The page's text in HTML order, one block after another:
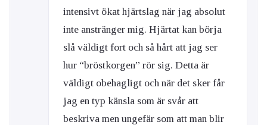
intensivt ökat hjärtslag när jag absolut
inte anstränger mig. Hjärtat kan börja
slå väldigt fort och så hårt att jag ser
hur “bröstkorgen” rör sig. Detta är
väldigt obehagligt och när det sker får
jag en typ känsla som är svår att
beskriva men ungefär som att man blir